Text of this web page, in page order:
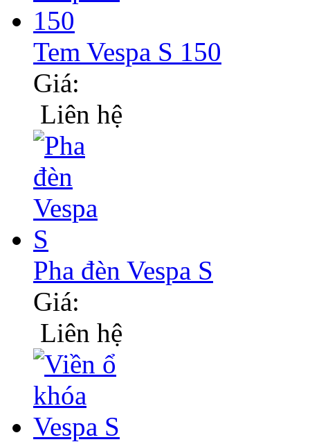
Tem Vespa S 150
Giá:
Liên hệ
Pha đèn Vespa S
Giá:
Liên hệ